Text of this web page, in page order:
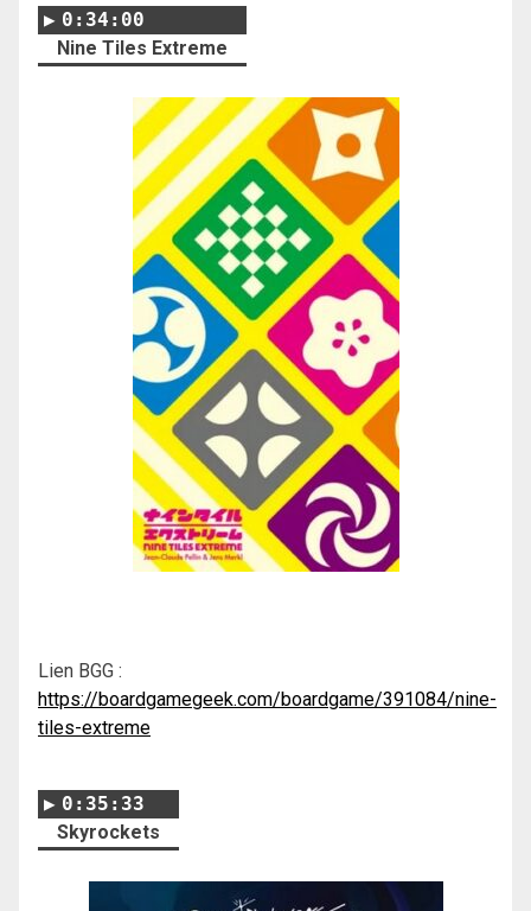
0:34:00
Nine Tiles Extreme
Lien BGG :
https://boardgamegeek.com/boardgame/391084/nine-
tiles-extreme
0:35:33
Skyrockets